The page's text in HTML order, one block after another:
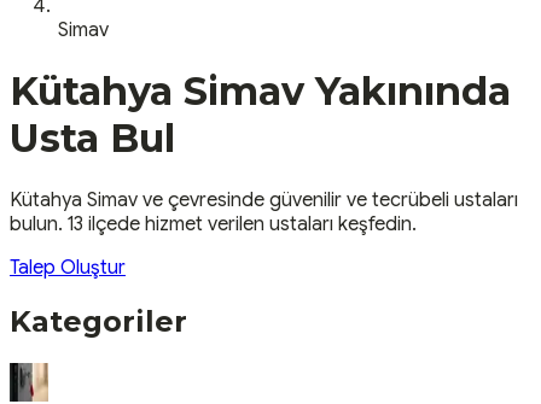
Simav
Kütahya SimavYakınında
Usta Bul
Kütahya Simav ve çevresinde güvenilir ve tecrübeli ustaları
bulun. 13 ilçede hizmet verilen ustaları keşfedin.
Talep Oluştur
Kategoriler